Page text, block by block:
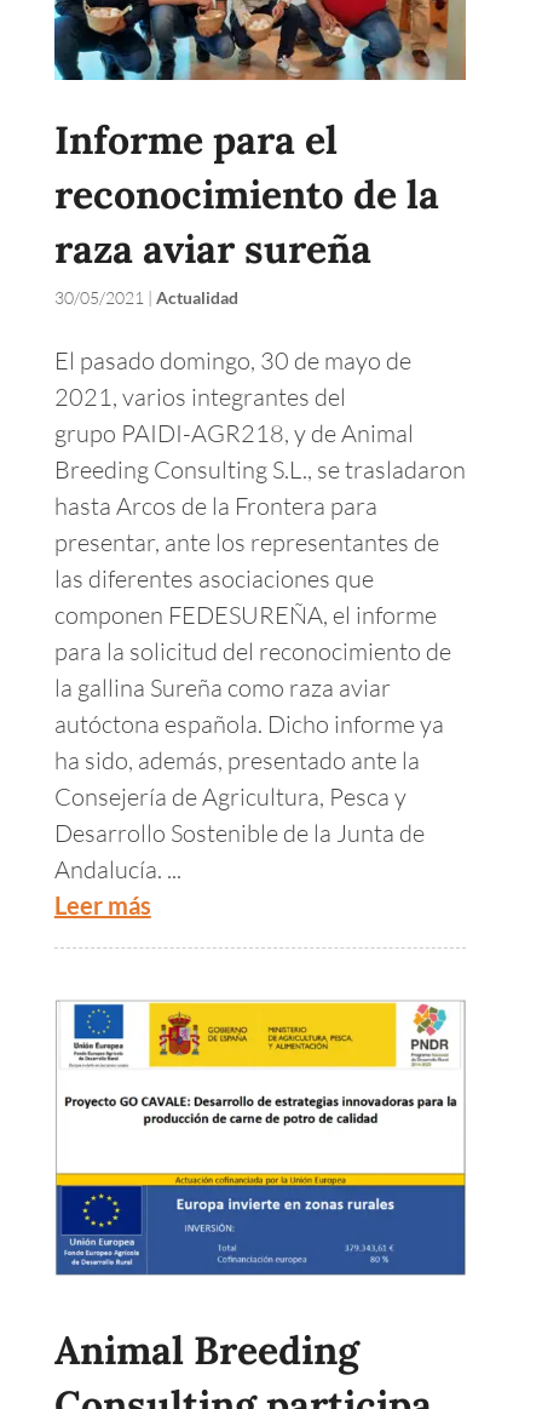
Informe para el
reconocimiento de la
raza aviar sureña
30/05/2021 | Actualidad
El pasado domingo, 30 de mayo de
2021, varios integrantes del
grupo PAIDI-AGR218, y de Animal
Breeding Consulting S.L., se trasladaron
hasta Arcos de la Frontera para
presentar, ante los representantes de
las diferentes asociaciones que
componen FEDESUREÑA, el informe
para la solicitud del reconocimiento de
la gallina Sureña como raza aviar
autóctona española. Dicho informe ya
ha sido, además, presentado ante la
Consejería de Agricultura, Pesca y
Desarrollo Sostenible de la Junta de
Andalucía. ...
Leer más
Animal Breeding